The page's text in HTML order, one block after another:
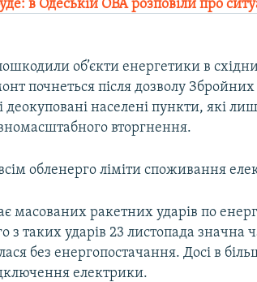
в Одеській ОВА розповіли про
об’єкти енергетики в
почнеться після дозволу
населені пункти, які
вторгнення.
обленерго ліміти споживання
масованих ракетних ударів по
з таких ударів 23 листопада значна
без енергопостачання. Досі в
електрики.